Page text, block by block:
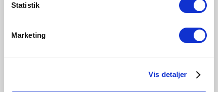
Statistik
Marketing
Vis detaljer